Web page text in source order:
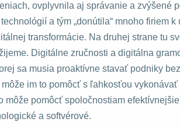
ovplyvnila aj správanie a zvýšené
a tým „donútila“ mnoho firiem k
transformácie. Na druhej strane tu
Digitálne zručnosti a digitálna
sa musia proaktívne stavať podniky
im to pomôcť s ľahkosťou
môže pomôcť spoločnostiam
a softvérové.